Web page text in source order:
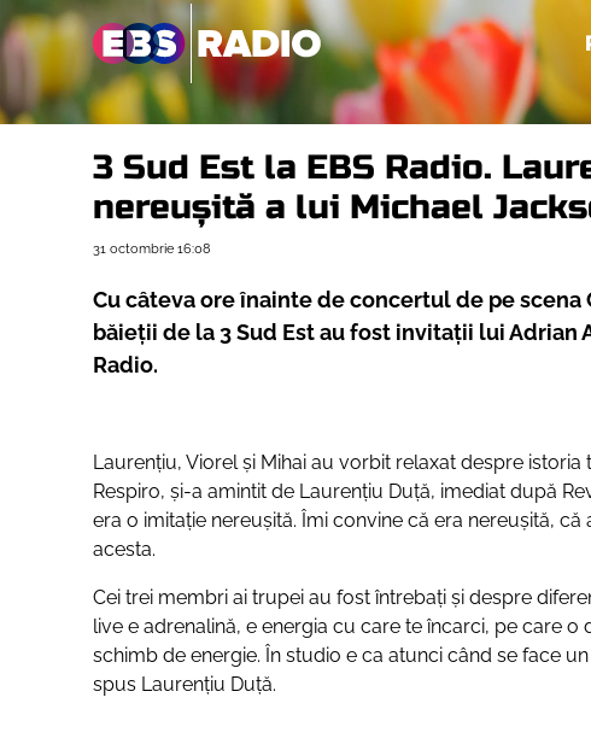
3 Sud Est la EBS Radio.
nereușită a lui Michael
31 octombrie 16:08
Cu câteva ore înainte de concertul de pe
băieții de la 3 Sud Est au fost invitații lui Adrian
Radio.
Laurențiu, Viorel și Mihai au vorbit relaxat despre
Respiro, și-a amintit de Laurențiu Duță, imediat după
era o imitație nereușită. Îmi convine că era nereușită,
acesta.
Cei trei membri ai trupei au fost întrebați și despre
live e adrenalină, e energia cu care te încarci, pe care
schimb de energie. În studio e ca atunci când se face
spus Laurențiu Duță.